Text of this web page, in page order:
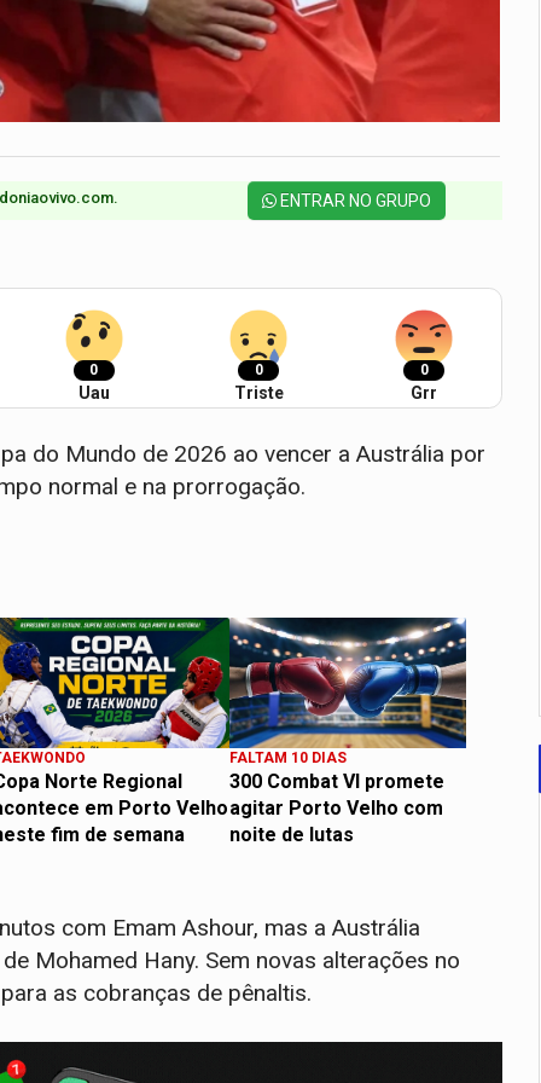
ENTRAR NO GRUPO
0
Uau
0
Triste
0
Grr
do Mundo de 2026 ao vencer a Austrália por
normal e na prorrogação.
Norte Regional
em Porto Velho
fim de semana
FALTAM 10 DIAS
300 Combat VI promete
agitar Porto Velho com
noite de lutas
com Emam Ashour, mas a Austrália
Mohamed Hany. Sem novas alterações no
as cobranças de pênaltis.